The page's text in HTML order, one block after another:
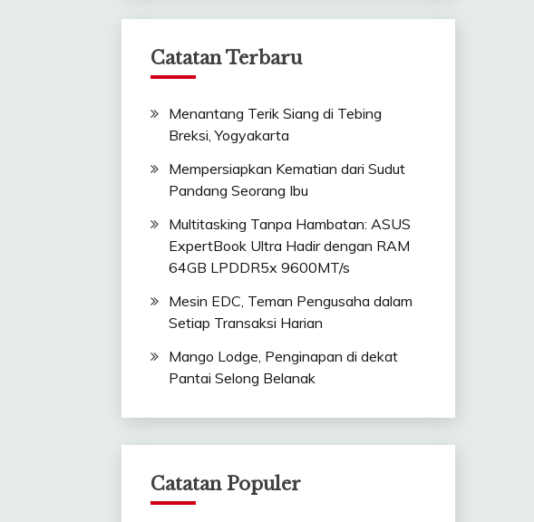
Catatan Terbaru
Menantang Terik Siang di Tebing
Breksi, Yogyakarta
Mempersiapkan Kematian dari Sudut
Pandang Seorang Ibu
Multitasking Tanpa Hambatan: ASUS
ExpertBook Ultra Hadir dengan RAM
64GB LPDDR5x 9600MT/s
Mesin EDC, Teman Pengusaha dalam
Setiap Transaksi Harian
Mango Lodge, Penginapan di dekat
Pantai Selong Belanak
Catatan Populer